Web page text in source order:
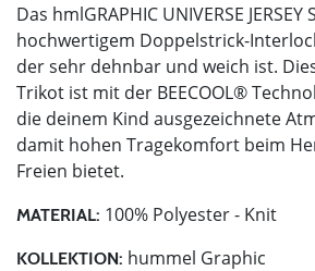
Das hmlGRAPHIC UNIVERSE JERSEY
hochwertigem Doppelstrick-
der sehr dehnbar und weich ist.
Trikot ist mit der BEECOOL®
die deinem Kind ausgezeichnete
damit hohen Tragekomfort beim
Freien bietet.
MATERIAL: 100% Polyester - Knit
KOLLEKTION: hummel Graphic